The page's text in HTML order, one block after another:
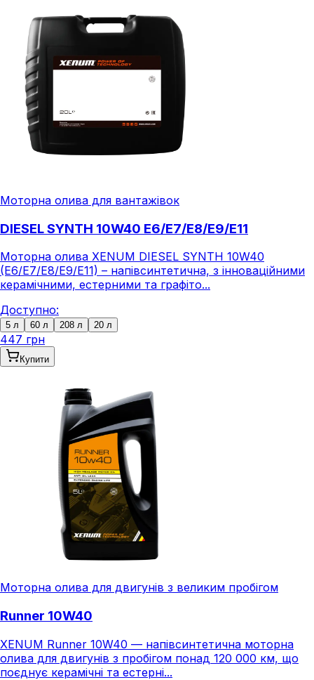
Моторна олива для вантажівок
DIESEL SYNTH 10W40 E6/E7/E8/E9/E11
Моторна олива XENUM DIESEL SYNTH 10W40
(E6/E7/E8/E9/E11) – напівсинтетична, з інноваційними
керамічними, естерними та графіто...
Доступно:
5 л 60 л 208 л 20 л
447 грн
Купити
Моторна олива для двигунів з великим пробігом
Runner 10W40
XENUM Runner 10W40 — напівсинтетична моторна
олива для двигунів з пробігом понад 120 000 км, що
поєднує керамічні та естерні...